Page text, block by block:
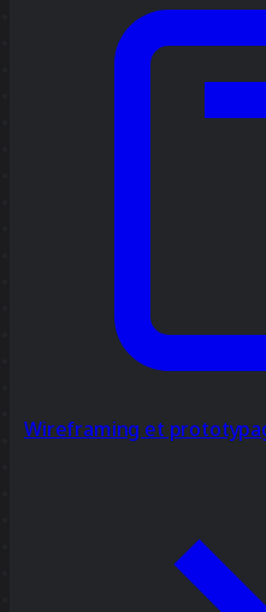
Wireframing et